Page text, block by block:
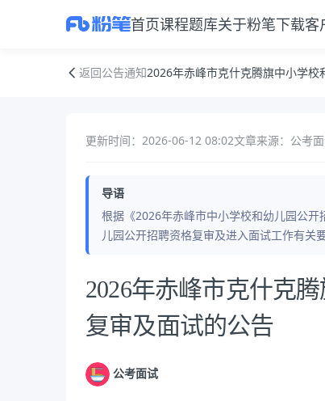
首页课程题库关于粉笔下载客
返回公告通知2026年赤峰市克什克腾旗中小学
更新时间：2026-06-12 08:02文章来源：公考
导语
根据《2026年赤峰市中小学校和幼儿园公
儿园公开招聘资格复审及进入面试工作有关
公告正文
2026年赤峰市克什克
复审及面试的公告
公考面试